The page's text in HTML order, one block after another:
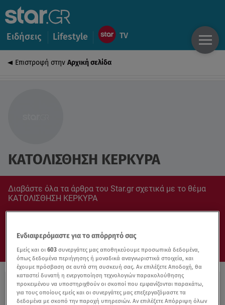
Ειδήσεις Lifestyle
Επιστροφή στην Αρχική σελίδα
ΚΑΤΟΛΙΣΘΗΣΗ ΚΕΡΚΥΡΑ
Διαβάστε όλα τα άρθρα του Star.gr σχετικά με το θέμα
ΚΑΤΟΛΙΣΘΗΣΗ ΚΕΡΚΥΡΑ
Ενδιαφερόμαστε για το απόρρητό σας
Εμείς και οι603 συνεργάτες μας αποθηκεύουμε προσωπικά δεδομένα,
όπως δεδομένα περιήγησης ή μοναδικά αναγνωριστικά στοιχεία, και
έχουμε πρόσβαση σε αυτά στη συσκευή σας. Αν επιλέξετε Αποδοχή, θα
καταστεί δυνατή η ενεργοποίηση τεχνολογιών παρακολούθησης
προκειμένου να υποστηριχθούν οι σκοποί που εμφανίζονται παρακάτω,
για τους οποίους εμείς και οι συνεργάτες μας επεξεργαζόμαστε τα
δεδομένα με σκοπό την παροχή υπηρεσιών. Αν επιλέξετε Απόρριψη όλων